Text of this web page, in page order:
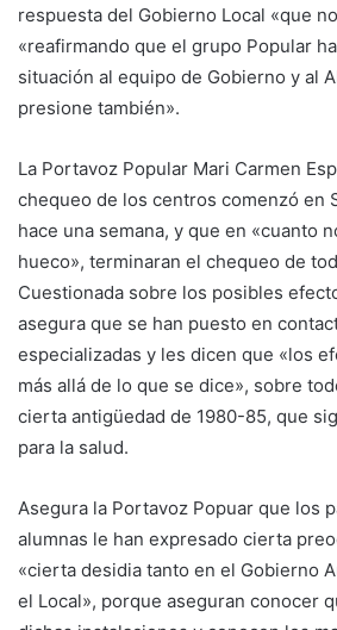
respuesta del Gobierno Local «que
«reafirmando que el grupo Popular
situación al equipo de Gobierno y al
presione también».
La Portavoz Popular Mari Carmen
chequeo de los centros comenzó en
hace una semana, y que en «cuanto
hueco», terminaran el chequeo de
Cuestionada sobre los posibles
asegura que se han puesto en
especializadas y les dicen que «los
más allá de lo que se dice», sobre
cierta antigüedad de 1980-85, que
para la salud.
Asegura la Portavoz Popuar que los
alumnas le han expresado cierta
«cierta desidia tanto en el Gobierno
el Local», porque aseguran conocer